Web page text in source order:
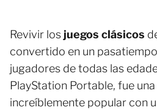
Revivir los juegos clásicos
convertido en un
jugadores de todas las
PlayStation Portable, fue
increíblemente popular con